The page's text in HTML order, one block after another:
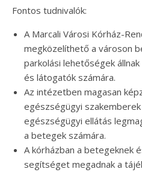
Fontos tudnivalók:
A Marcali Városi Kórház-
megközelíthető a városon
parkolási lehetőségek
és látogatók számára.
Az intézetben magasan
egészségügyi szakemberek
egészségügyi ellátás
a betegek számára.
A kórházban a betegeknek
segítséget megadnak a